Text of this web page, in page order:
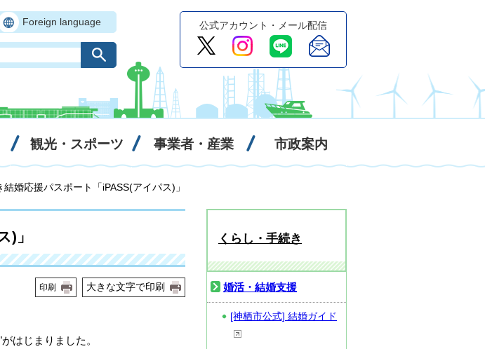
Foreign language 公式アカウント・メール配信
観光・スポーツ 事業者・産業 市政案内
結婚応援パスポート「iPASS(アイパス)」
)」
印刷 大きな文字で印刷
はじまりました。
くらし・手続き
婚活・結婚支援
[神栖市公式] 結婚ガイド